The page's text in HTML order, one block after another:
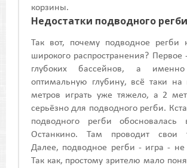
корзины.
Недостатки подводного регби
Так вот, почему подводное регби
широкого распространения? Первое
глубоких бассейнов, а
оптимальную глубину, всё таки на
метров играть уже тяжело, а 2
серьёзно для подводного регби.
подводного регби обосновалась
Останкино. Там проводит свои
Далее, подводное регби - игра - не
Так как, простому зрителю мало